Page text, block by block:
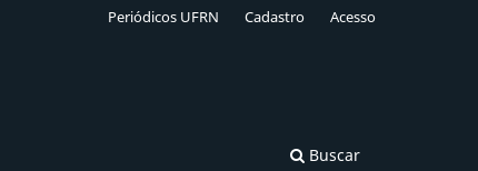
Buscar
Periódicos UFRN Cadastro Acesso